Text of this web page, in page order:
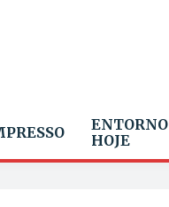
ENTORNO
HOJE